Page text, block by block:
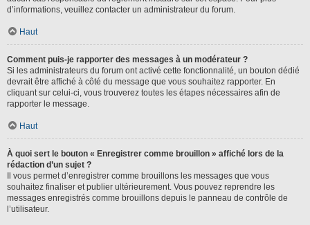
d’informations, veuillez contacter un administrateur du forum.
Haut
Comment puis-je rapporter des messages à un modérateur ?
Si les administrateurs du forum ont activé cette fonctionnalité, un bouton dédié
devrait être affiché à côté du message que vous souhaitez rapporter. En
cliquant sur celui-ci, vous trouverez toutes les étapes nécessaires afin de
rapporter le message.
Haut
À quoi sert le bouton « Enregistrer comme brouillon » affiché lors de la
rédaction d’un sujet ?
Il vous permet d’enregistrer comme brouillons les messages que vous
souhaitez finaliser et publier ultérieurement. Vous pouvez reprendre les
messages enregistrés comme brouillons depuis le panneau de contrôle de
l’utilisateur.